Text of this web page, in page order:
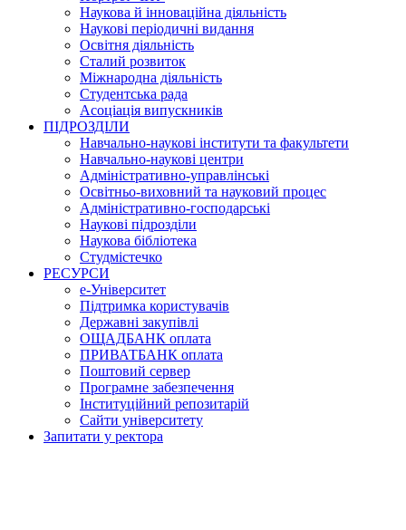
Наукова й інноваційна діяльність
Наукові періодичні видання
Освітня діяльність
Сталий розвиток
Міжнародна діяльність
Студентська рада
Асоціація випускників
ПІДРОЗДІЛИ
Навчально-наукові інститути та факультети
Навчально-наукові центри
Адміністративно-управлінські
Освітньо-виховний та науковий процес
Адміністративно-господарські
Наукові підрозділи
Наукова бібліотека
Студмістечко
РЕСУРСИ
е-Університет
Підтримка користувачів
Державні закупівлі
ОЩАДБАНК оплата
ПРИВАТБАНК оплата
Поштовий сервер
Програмне забезпечення
Інституційний репозитарій
Сайти університету
Запитати у ректора